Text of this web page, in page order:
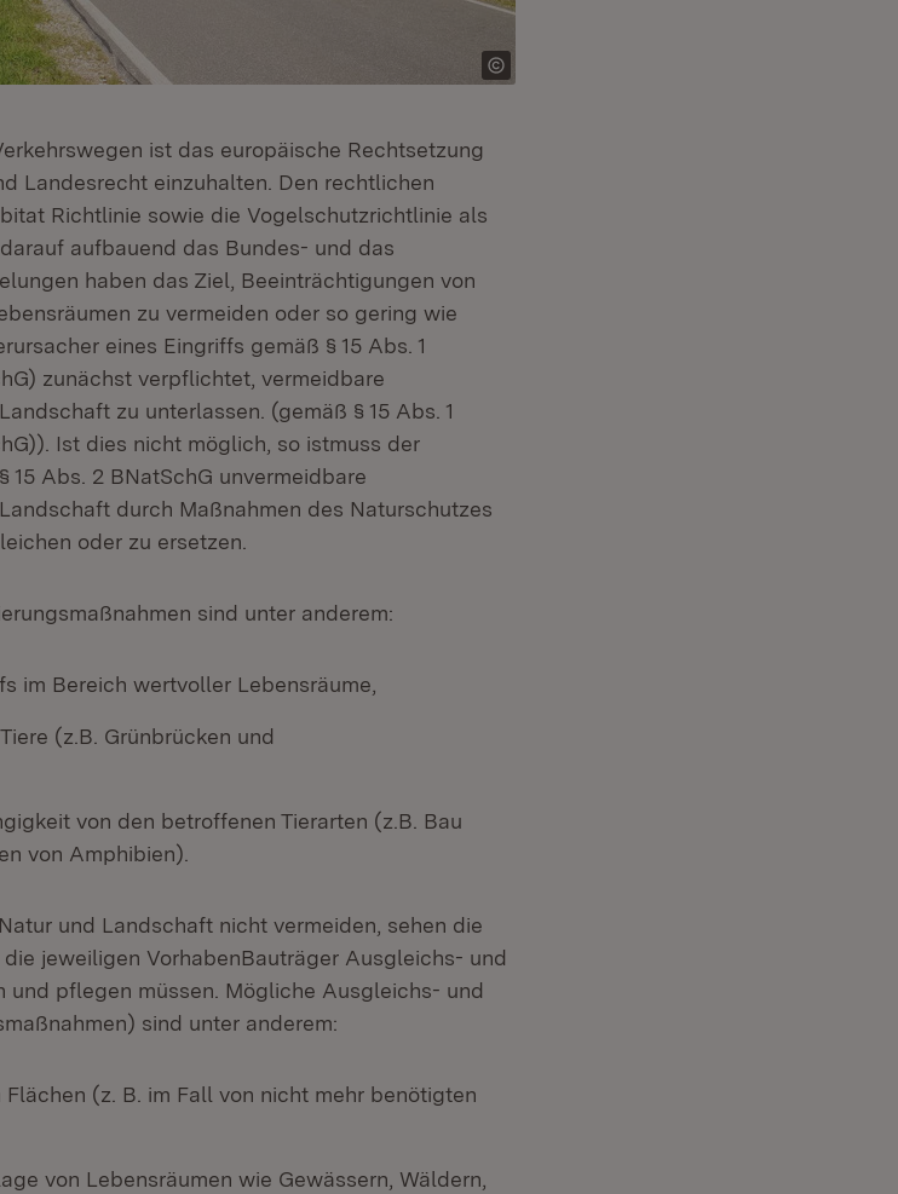
ist das europäische Rechtsetzung
Landesrecht einzuhalten. Den rechtlichen
Richtlinie sowie die Vogelschutzrichtlinie als
aufbauend das Bundes- und das
haben das Ziel, Beeinträchtigungen von
zu vermeiden oder so gering wie
eines Eingriffs gemäß § 15 Abs. 1
zunächst verpflichtet, vermeidbare
zu unterlassen. (gemäß § 15 Abs. 1
Ist dies nicht möglich, so istmuss der
15 Abs. 2 BNatSchG unvermeidbare
durch Maßnahmen des Naturschutzes
oder zu ersetzen.
sind unter anderem:
im Bereich wertvoller Lebensräume,
(z.B. Grünbrücken und
von den betroffenen Tierarten (z.B. Bau
von Amphibien).
und Landschaft nicht vermeiden, sehen die
jeweiligen VorhabenBauträger Ausgleichs- und
und pflegen müssen. Mögliche Ausgleichs- und
sind unter anderem:
(z. B. im Fall von nicht mehr benötigten
von Lebensräumen wie Gewässern, Wäldern,